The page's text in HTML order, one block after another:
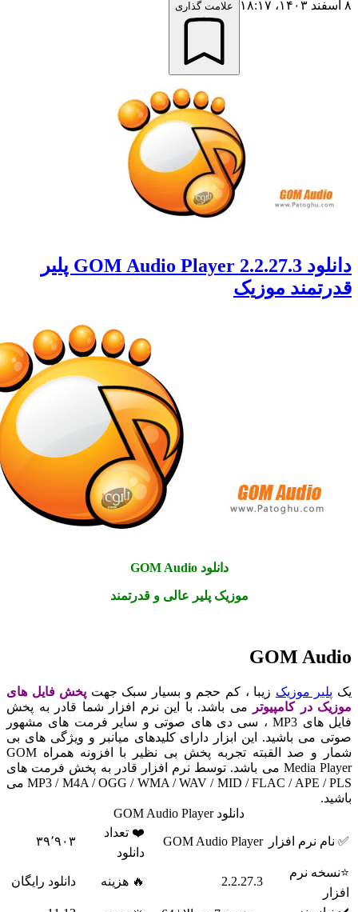
علامت گذاری
دانلود GOM Audio Player 2.2.27.3 پلیر
موزیک
دانلود GOM Audio
موزیک پلیر عالی و قدرتمند
GOM
موزیکزیبا ، کم حجم و بسیار سبک جهتپخش فایل های
در کامپیوترمی باشد. با این نرم افزار شما قادر به پخش
فایل های MP3 ، سی دی های صوتی و سایر فرمت های مشهور
می باشید. این ابزار دارای کلیدهای میانبر و ویژگی های بی
شمار و صد القبته تجربه پخش بی نظیر با افزونه همراه GOM
Media Player می باشد. توسط نرم افزار قادر به پخش فرمت های
MP3 / M4A / OGG / WMA / WAV / MID / FLAC / APE / PLS می
دانلود GOM Audio Player
نرم افزار GOM Audio Player
❤️ تعداد
۳۹٬۹۰۳
نرم
2.2.27.3 🔥 هزینه دانلود رایگان